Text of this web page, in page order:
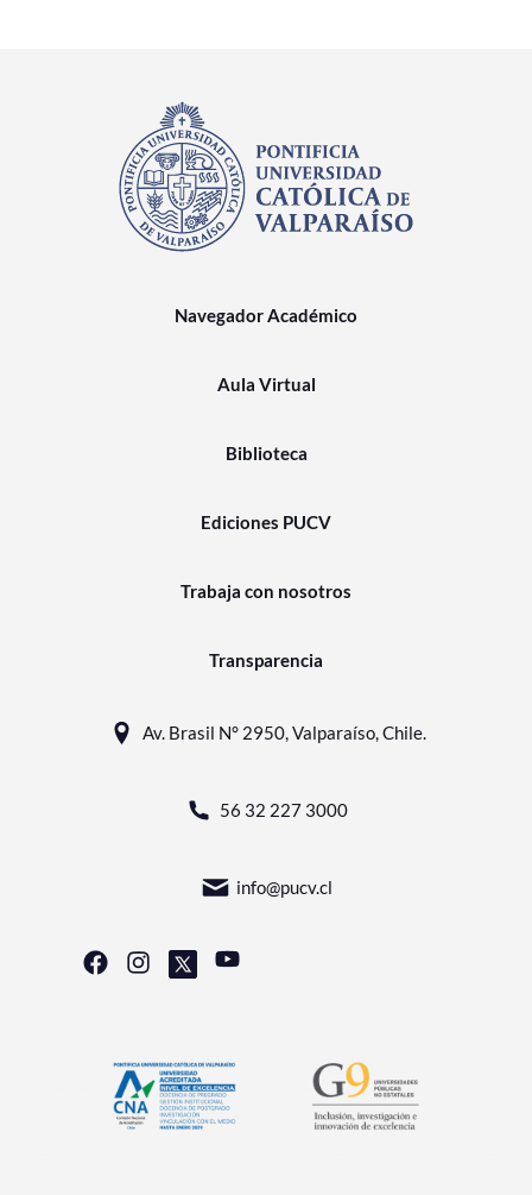
Navegador Académico
Aula Virtual
Biblioteca
Ediciones PUCV
Trabaja con nosotros
Transparencia
Av. Brasil N° 2950, Valparaíso, Chile.
56 32 227 3000
info@pucv.cl